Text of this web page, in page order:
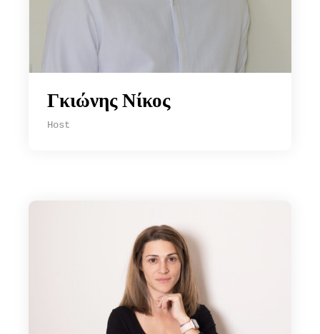
Γκιώνης Νίκος
Host